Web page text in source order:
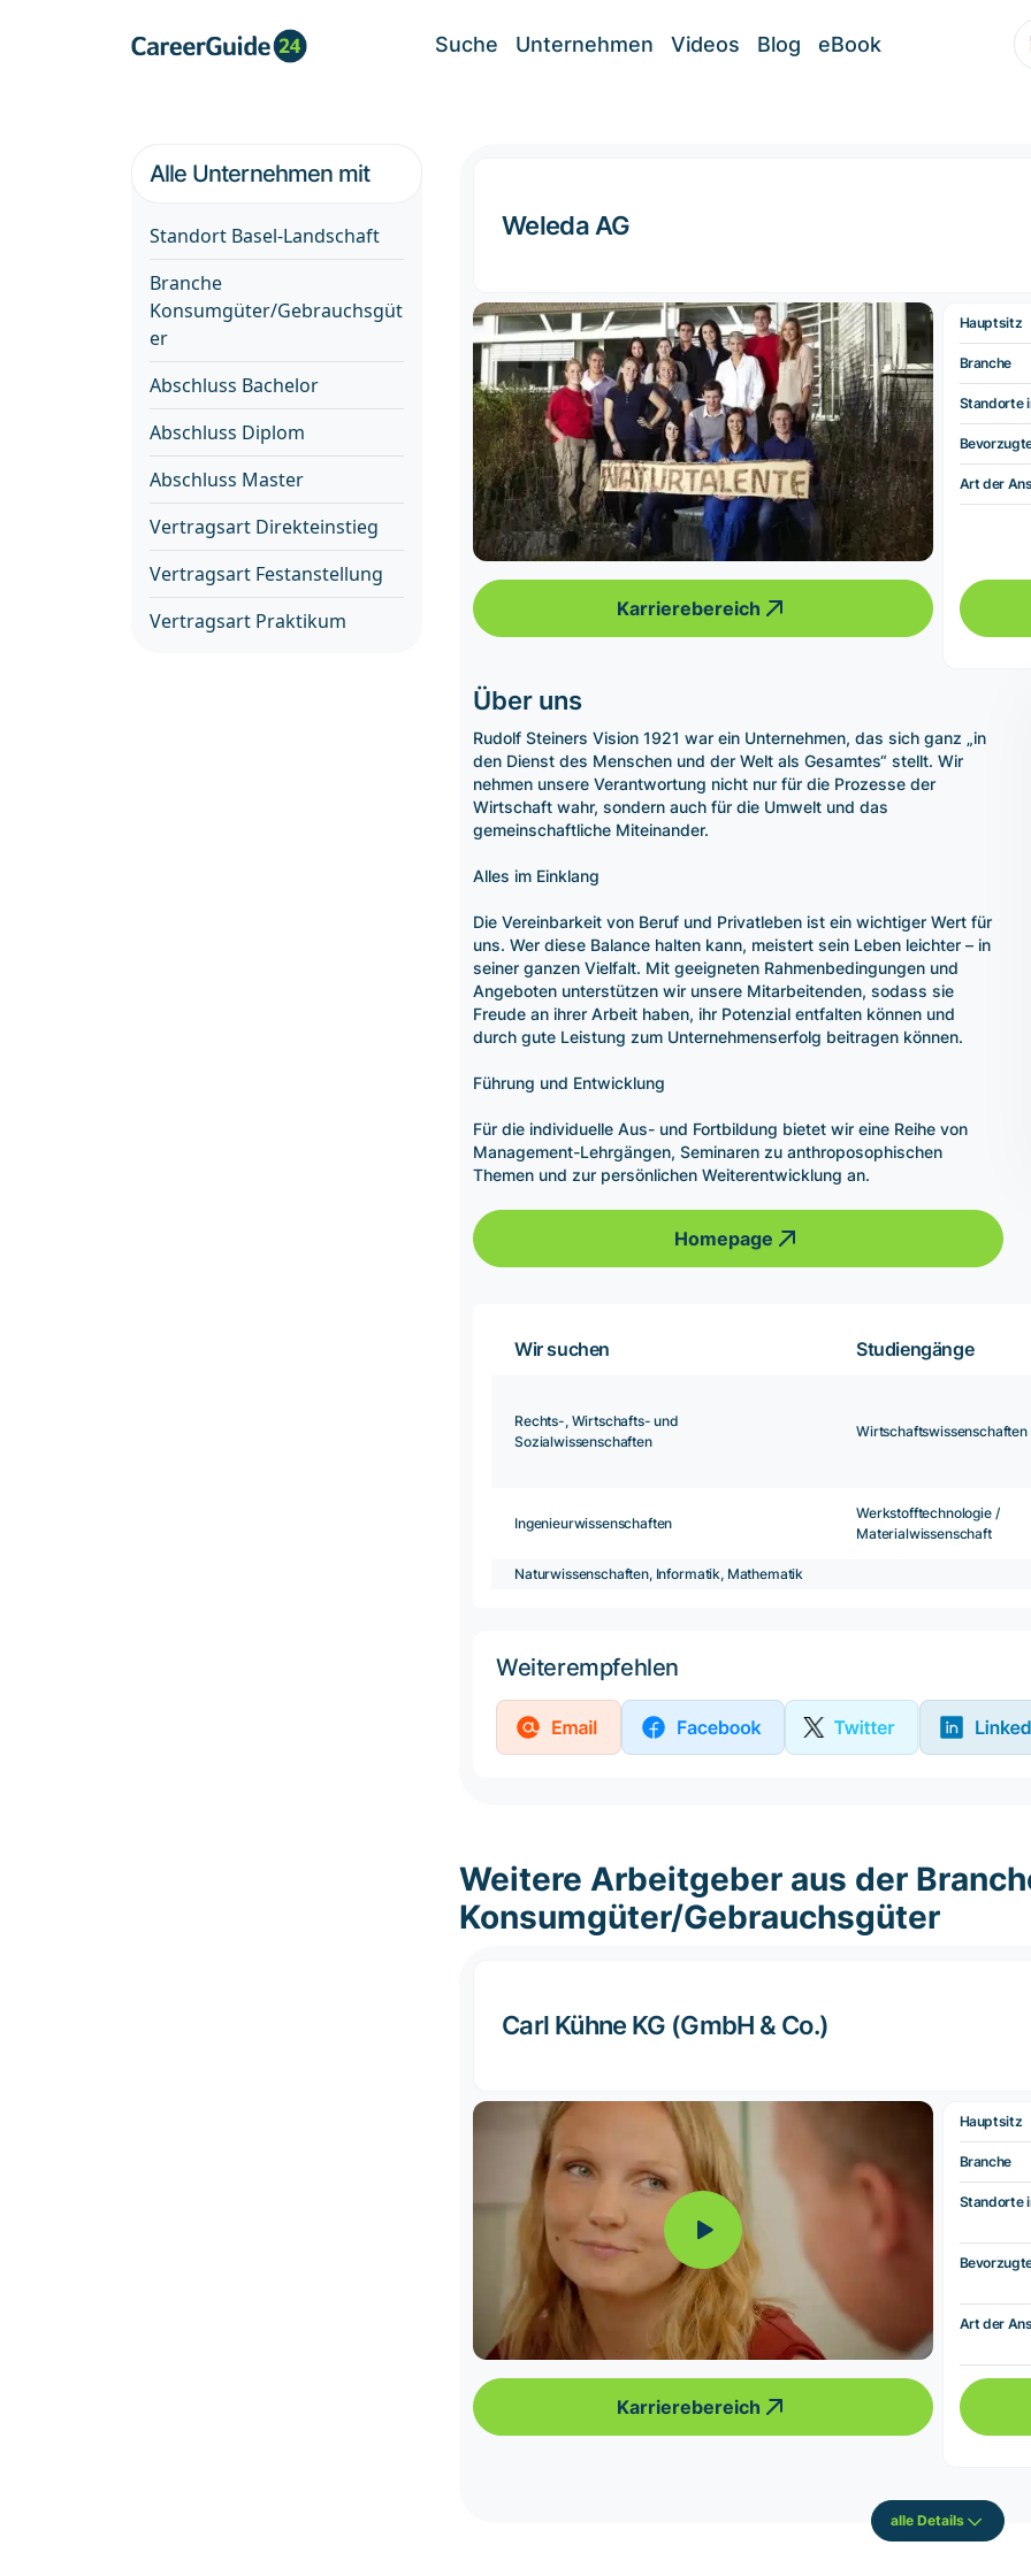
Suche Unternehmen Videos Blog eBook
Alle Unternehmen mit
Standort Basel-Landschaft
Branche
Konsumgüter/Gebrauchsgüt
er
Abschluss Bachelor
Abschluss Diplom
Abschluss Master
Vertragsart Direkteinstieg
Vertragsart Festanstellung
Vertragsart Praktikum
Weleda AG
Karrierebereich
Hauptsitz
Branche
Standorte
Art der
Über uns
Rudolf Steiners Vision 1921 war ein Unternehmen, das sich ganz „in
den Dienst des Menschen und der Welt als Gesamtes“ stellt. Wir
nehmen unsere Verantwortung nicht nur für die Prozesse der
Wirtschaft wahr, sondern auch für die Umwelt und das
gemeinschaftliche Miteinander.
Alles im Einklang
Die Vereinbarkeit von Beruf und Privatleben ist ein wichtiger Wert für
uns. Wer diese Balance halten kann, meistert sein Leben leichter – in
seiner ganzen Vielfalt. Mit geeigneten Rahmenbedingungen und
Angeboten unterstützen wir unsere Mitarbeitenden, sodass sie
Freude an ihrer Arbeit haben, ihr Potenzial entfalten können und
durch gute Leistung zum Unternehmenserfolg beitragen können.
Führung und Entwicklung
Für die individuelle Aus- und Fortbildung bietet wir eine Reihe von
Management-Lehrgängen, Seminaren zu anthroposophischen
Themen und zur persönlichen Weiterentwicklung an.
Homepage
Wir suchen Studiengänge
Rechts-, Wirtschafts- und
Sozialwissenschaften
Wirtschaftswissenschaften
Ingenieurwissenschaften
Werkstofftechnologie /
Materialwissenschaft
Naturwissenschaften, Informatik, Mathematik
Weiterempfehlen
Weitere Arbeitgeber aus der
Konsumgüter/Gebrauchsgüter
Carl Kühne KG (GmbH & Co.)
Karrierebereich
Hauptsitz
Branche
Standorte
Art der
alle Details